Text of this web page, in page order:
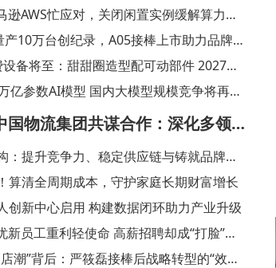
逊AWS忙应对，关闭闲置实例缓解算力紧
10万台创纪录，A05接棒上市助力品牌再
备将至：甜甜圈造型配可动部件 2027年
亿参数AI模型 国内大模型规模竞争将再升
国物流集团共谋合作：深化多领域
系建设
：提升竞争力、稳定供应链与铸就品牌价
算清全周期成本，守护家庭长期财富增长
创新中心启用 构建数据闭环助力产业升级
员工重利轻使命 高薪招聘却成“打脸”现
潮”背后：严筱磊接棒后战略转型的“效率